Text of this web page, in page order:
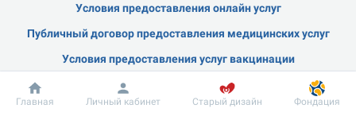
Условия предоставления онлайн услуг
Публичный договор предоставления медицинских услуг
Условия предоставления услуг вакцинации
Положение о порядке обработки персональных данных
Пользовательское соглашение
Главная Личный кабинет Старый дизайн Фондация